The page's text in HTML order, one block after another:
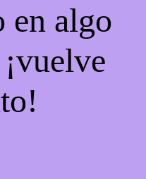
en algo